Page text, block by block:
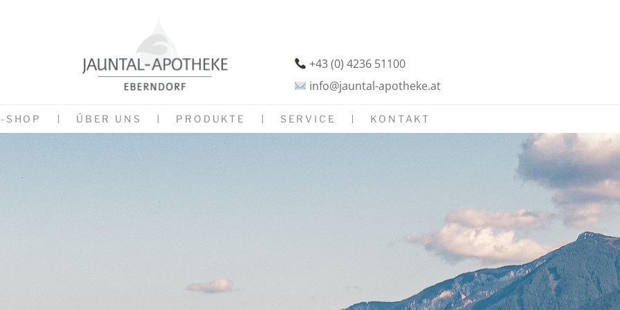
+43 (0) 4236 51100
info@jauntal-apotheke.at
SHOP ÜBER UNS PRODUKTE SERVICE KONTAKT